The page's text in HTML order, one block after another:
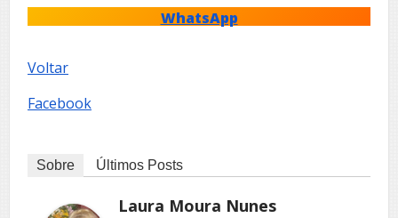
WhatsApp
Voltar
Facebook
Sobre Últimos Posts
Laura Moura Nunes